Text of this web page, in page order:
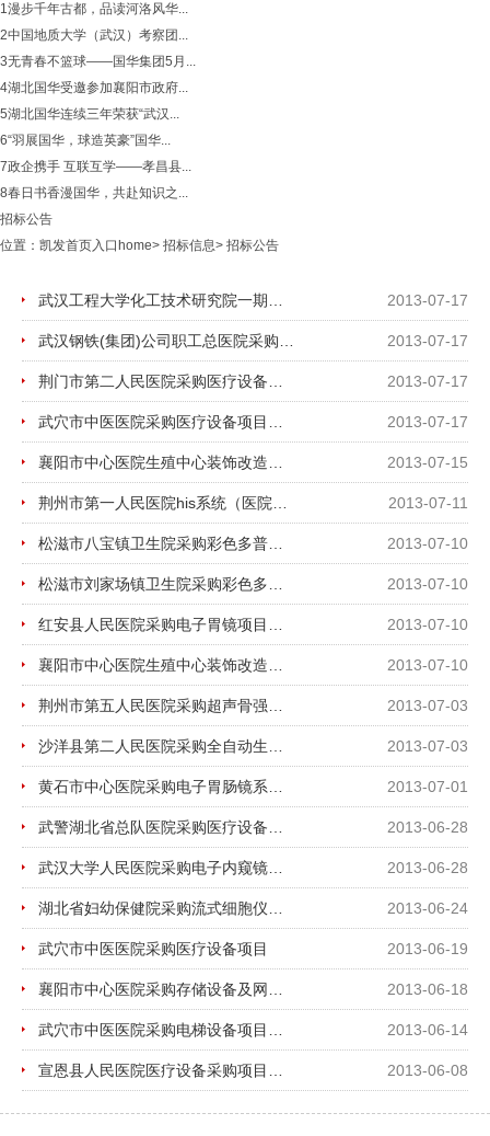
1漫步千年古都，品读河洛风华...
2中国地质大学（武汉）考察团...
3无青春不篮球——国华集团5月...
4湖北国华受邀参加襄阳市政府...
5湖北国华连续三年荣获“武汉...
6“羽展国华，球造英豪”国华...
7政企携手 互联互学——孝昌县...
8春日书香漫国华，共赴知识之...
招标公告
位置： 凯发首页入口home> 招标信息> 招标公告
2013-07-17
2013-07-17
2013-07-17
2013-07-17
2013-07-15
2013-07-11
2013-07-10
2013-07-10
2013-07-10
2013-07-10
2013-07-03
2013-07-03
2013-07-01
2013-06-28
2013-06-28
2013-06-24
武穴市中医医院采购医疗设备项目 2013-06-19
2013-06-18
2013-06-14
2013-06-08